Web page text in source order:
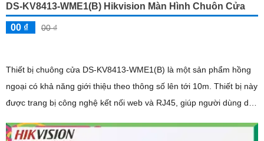
DS-KV8413-WME1(B) Hikvision Màn Hình Chuôn Cửa
00 ₫ 00 ₫
Thiết bị chuông cửa DS-KV8413-WME1(B) là một sản phẩm hồng
ngoại có khả năng giới thiệu theo thông số lên tới 10m. Thiết bị này
được trang bị công nghệ kết nối web và RJ45, giúp người dùng dễ